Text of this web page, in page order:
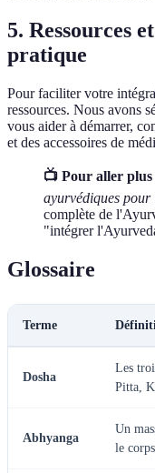
5. Ressources
pratique
Pour faciliter votre
ressources. Nous avons
vous aider à démarrer,
et des accessoires de
📺 Pour aller
ayurvédiques
complète de
"intégrer
Glossaire
Terme
Dosha
Les
Pitta,
Abhyanga
Un
le